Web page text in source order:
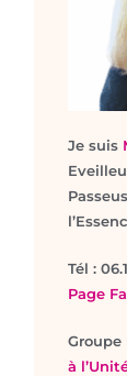
Je suis
Tél :
Page
Groupe
à